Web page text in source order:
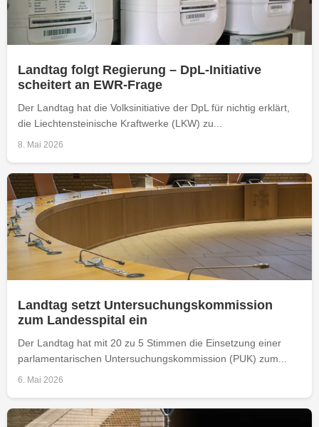
Landtag folgt Regierung – DpL-Initiative
scheitert an EWR-Frage
Der Landtag hat die Volksinitiative der DpL für nichtig erklärt,
die Liechtensteinische Kraftwerke (LKW) zu...
8. Mai 2026
Landtag setzt Untersuchungskommission
zum Landesspital ein
Der Landtag hat mit 20 zu 5 Stimmen die Einsetzung einer
parlamentarischen Untersuchungskommission (PUK) zum...
6. Mai 2026